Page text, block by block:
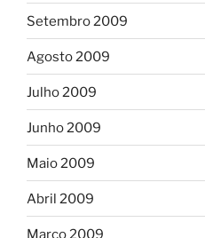
Setembro 2009
Agosto 2009
Julho 2009
Junho 2009
Maio 2009
Abril 2009
Março 2009